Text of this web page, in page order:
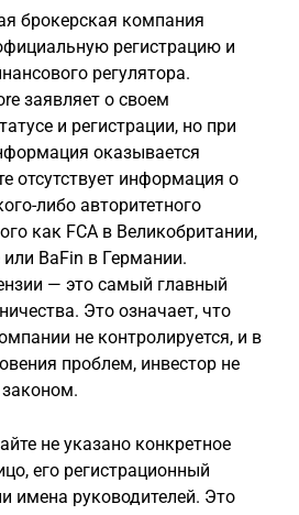
брокерская компания
регистрацию и
регулятора.
заявляет о своем
и регистрации, но при
оказывается
отсутствует информация о
либо авторитетного
как FCA в Великобритании,
или BaFin в Германии.
— это самый главный
Это означает, что
не контролируется, и в
проблем, инвестор не
не указано конкретное
его регистрационный
имена руководителей. Это